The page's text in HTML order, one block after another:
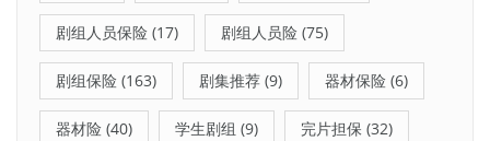
剧组人员保险 (17) 剧组人员险 (75)
剧组保险 (163) 剧集推荐 (9) 器材保险 (6)
器材险 (40) 学生剧组 (9) 完片担保 (32)